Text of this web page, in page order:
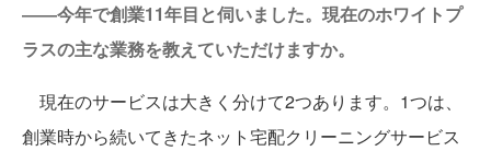
――今年で創業11年目と伺いました。現在のホワイトプ
ラスの主な業務を教えていただけますか。
現在のサービスは大きく分けて2つあります。1つは、
創業時から続いてきたネット宅配クリーニングサービス